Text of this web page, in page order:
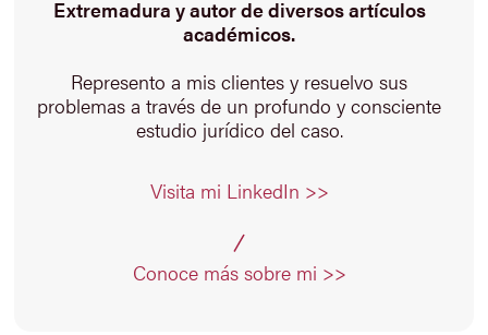
Extremadura y autor de diversos artículos
académicos.
Represento a mis clientes y resuelvo sus
problemas a través de un profundo y consciente
estudio jurídico del caso.
Visita mi LinkedIn >>
Conoce más sobre mi >>